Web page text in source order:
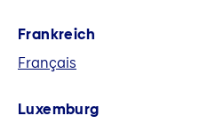
Frankreich
Français
Luxemburg